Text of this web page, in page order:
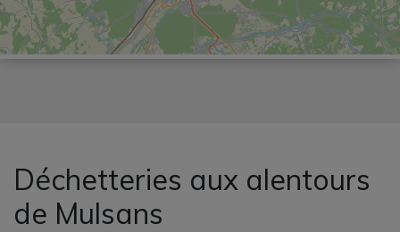
Déchetteries aux alentours
de Mulsans